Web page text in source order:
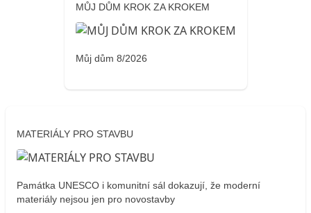
MŮJ DŮM KROK ZA KROKEM
Můj dům 8/2026
MATERIÁLY PRO STAVBU
Památka UNESCO i komunitní sál dokazují, že moderní
materiály nejsou jen pro novostavby